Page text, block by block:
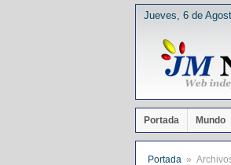
Jueves, 6 de
Portada Mundo
Portada »